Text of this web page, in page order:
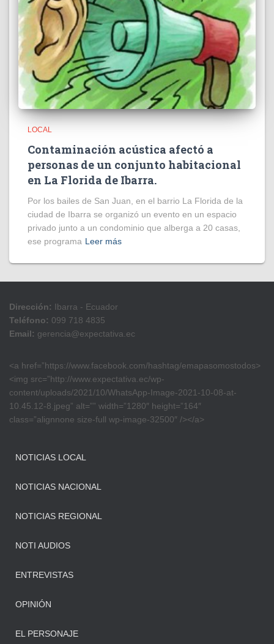
LOCAL
Contaminación acústica afectó a
personas de un conjunto habitacional
en La Florida de Ibarra.
Por los bailes de San Juan, en el barrio La Florida de la
ciudad de Ibarra se organizó un evento en un espacio
privado junto a un condominio que alberga a 20 casas,
ese programa Leer más
Dirección: Ibarra - Ecuador
Teléfono: 099 718 4835
Email: gerencia@expectativa.ec
<a href=”https://www.facebook.com/hashtag/emapasomostodos>
<img src=”http://www.expectativa.ec/wp-
content/uploads/2021/10/WhatsApp-Image-2021-10-08-at-
10.45.12-8.jpeg” alt=”” width=”1280″ height=”164″
class=”alignnone size-full wp-image-32500″ /></a>
NOTICIAS LOCAL
NOTICIAS NACIONAL
NOTICIAS REGIONAL
NOTI AUDIOS
ENTREVISTAS
OPINIÓN
EL PERSONAJE